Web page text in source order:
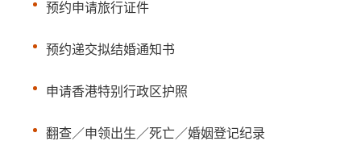
预约申请旅行证件
预约递交拟结婚通知书
申请香港特别行政区护照
翻查／申领出生／死亡／婚姻登记纪录